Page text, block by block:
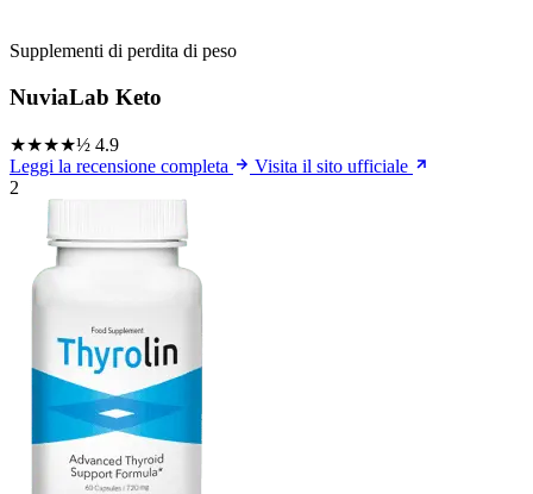
Supplementi di perdita di peso
NuviaLab Keto
★★★★½ 4.9
Leggi la recensione completa
Visita il sito ufficiale
2